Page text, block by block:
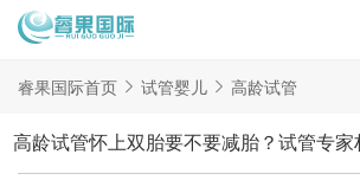
首页
试管项目
试管百科
睿果国际首页 试管婴儿 高龄试管
高龄试管怀上双胎要不要减胎？试管专家